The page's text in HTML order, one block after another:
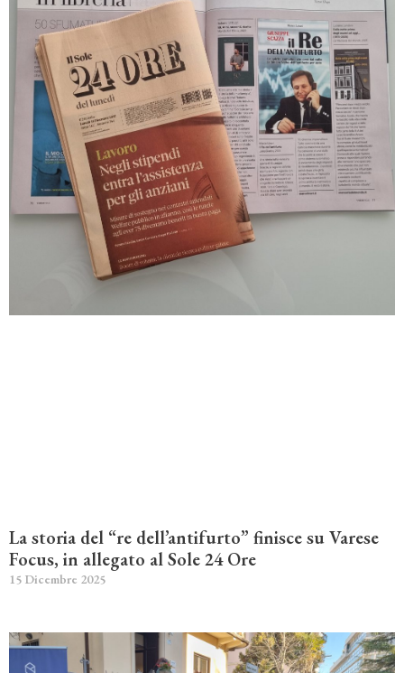
La storia del “re dell’antifurto” finisce su Varese
Focus, in allegato al Sole 24 Ore
15 Dicembre 2025